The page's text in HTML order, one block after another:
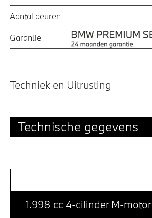
Aantal deuren
Garantie
Techniek en Uitrusting
Technische gegevens
1.998 cc 4-cilinder M-motor